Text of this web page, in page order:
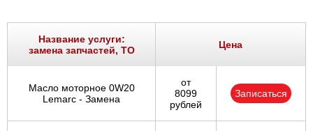
Название услуги:
замена запчастей, ТО
Цена
Масло моторное 0W20
Lemarc - Замена
от
8099
рублей
Записаться